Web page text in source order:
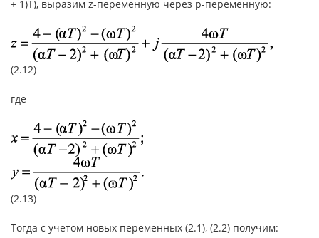
+ 1)T), выразим z-переменную через p-переменную:
(2.12)
где
(2.13)
Тогда с учетом новых переменных (2.1), (2.2) получим: